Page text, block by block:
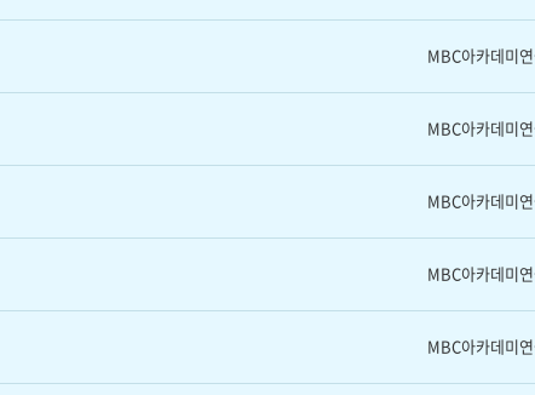
MBC아카데미
MBC아카데미
MBC아카데미
MBC아카데미
MBC아카데미